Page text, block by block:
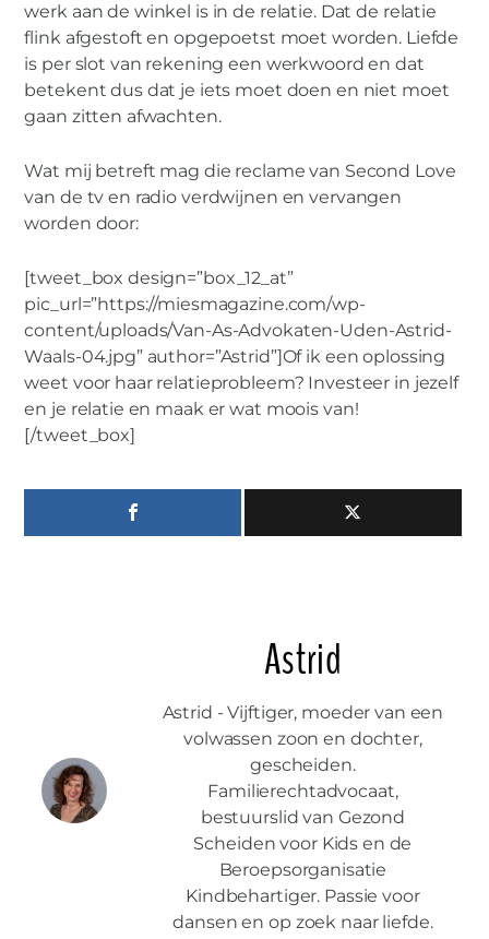
werk aan de winkel is in de relatie. Dat de relatie
flink afgestoft en opgepoetst moet worden. Liefde
is per slot van rekening een werkwoord en dat
betekent dus dat je iets moet doen en niet moet
gaan zitten afwachten.
Wat mij betreft mag die reclame van Second Love
van de tv en radio verdwijnen en vervangen
worden door:
[tweet_box design=”box_12_at”
pic_url=”https://miesmagazine.com/wp-
content/uploads/Van-As-Advokaten-Uden-Astrid-
Waals-04.jpg” author=”Astrid”]Of ik een oplossing
weet voor haar relatieprobleem? Investeer in jezelf
en je relatie en maak er wat moois van!
[/tweet_box]
Astrid
Astrid - Vijftiger, moeder van een
volwassen zoon en dochter,
gescheiden.
Familierechtadvocaat,
bestuurslid van Gezond
Scheiden voor Kids en de
Beroepsorganisatie
Kindbehartiger. Passie voor
dansen en op zoek naar liefde.